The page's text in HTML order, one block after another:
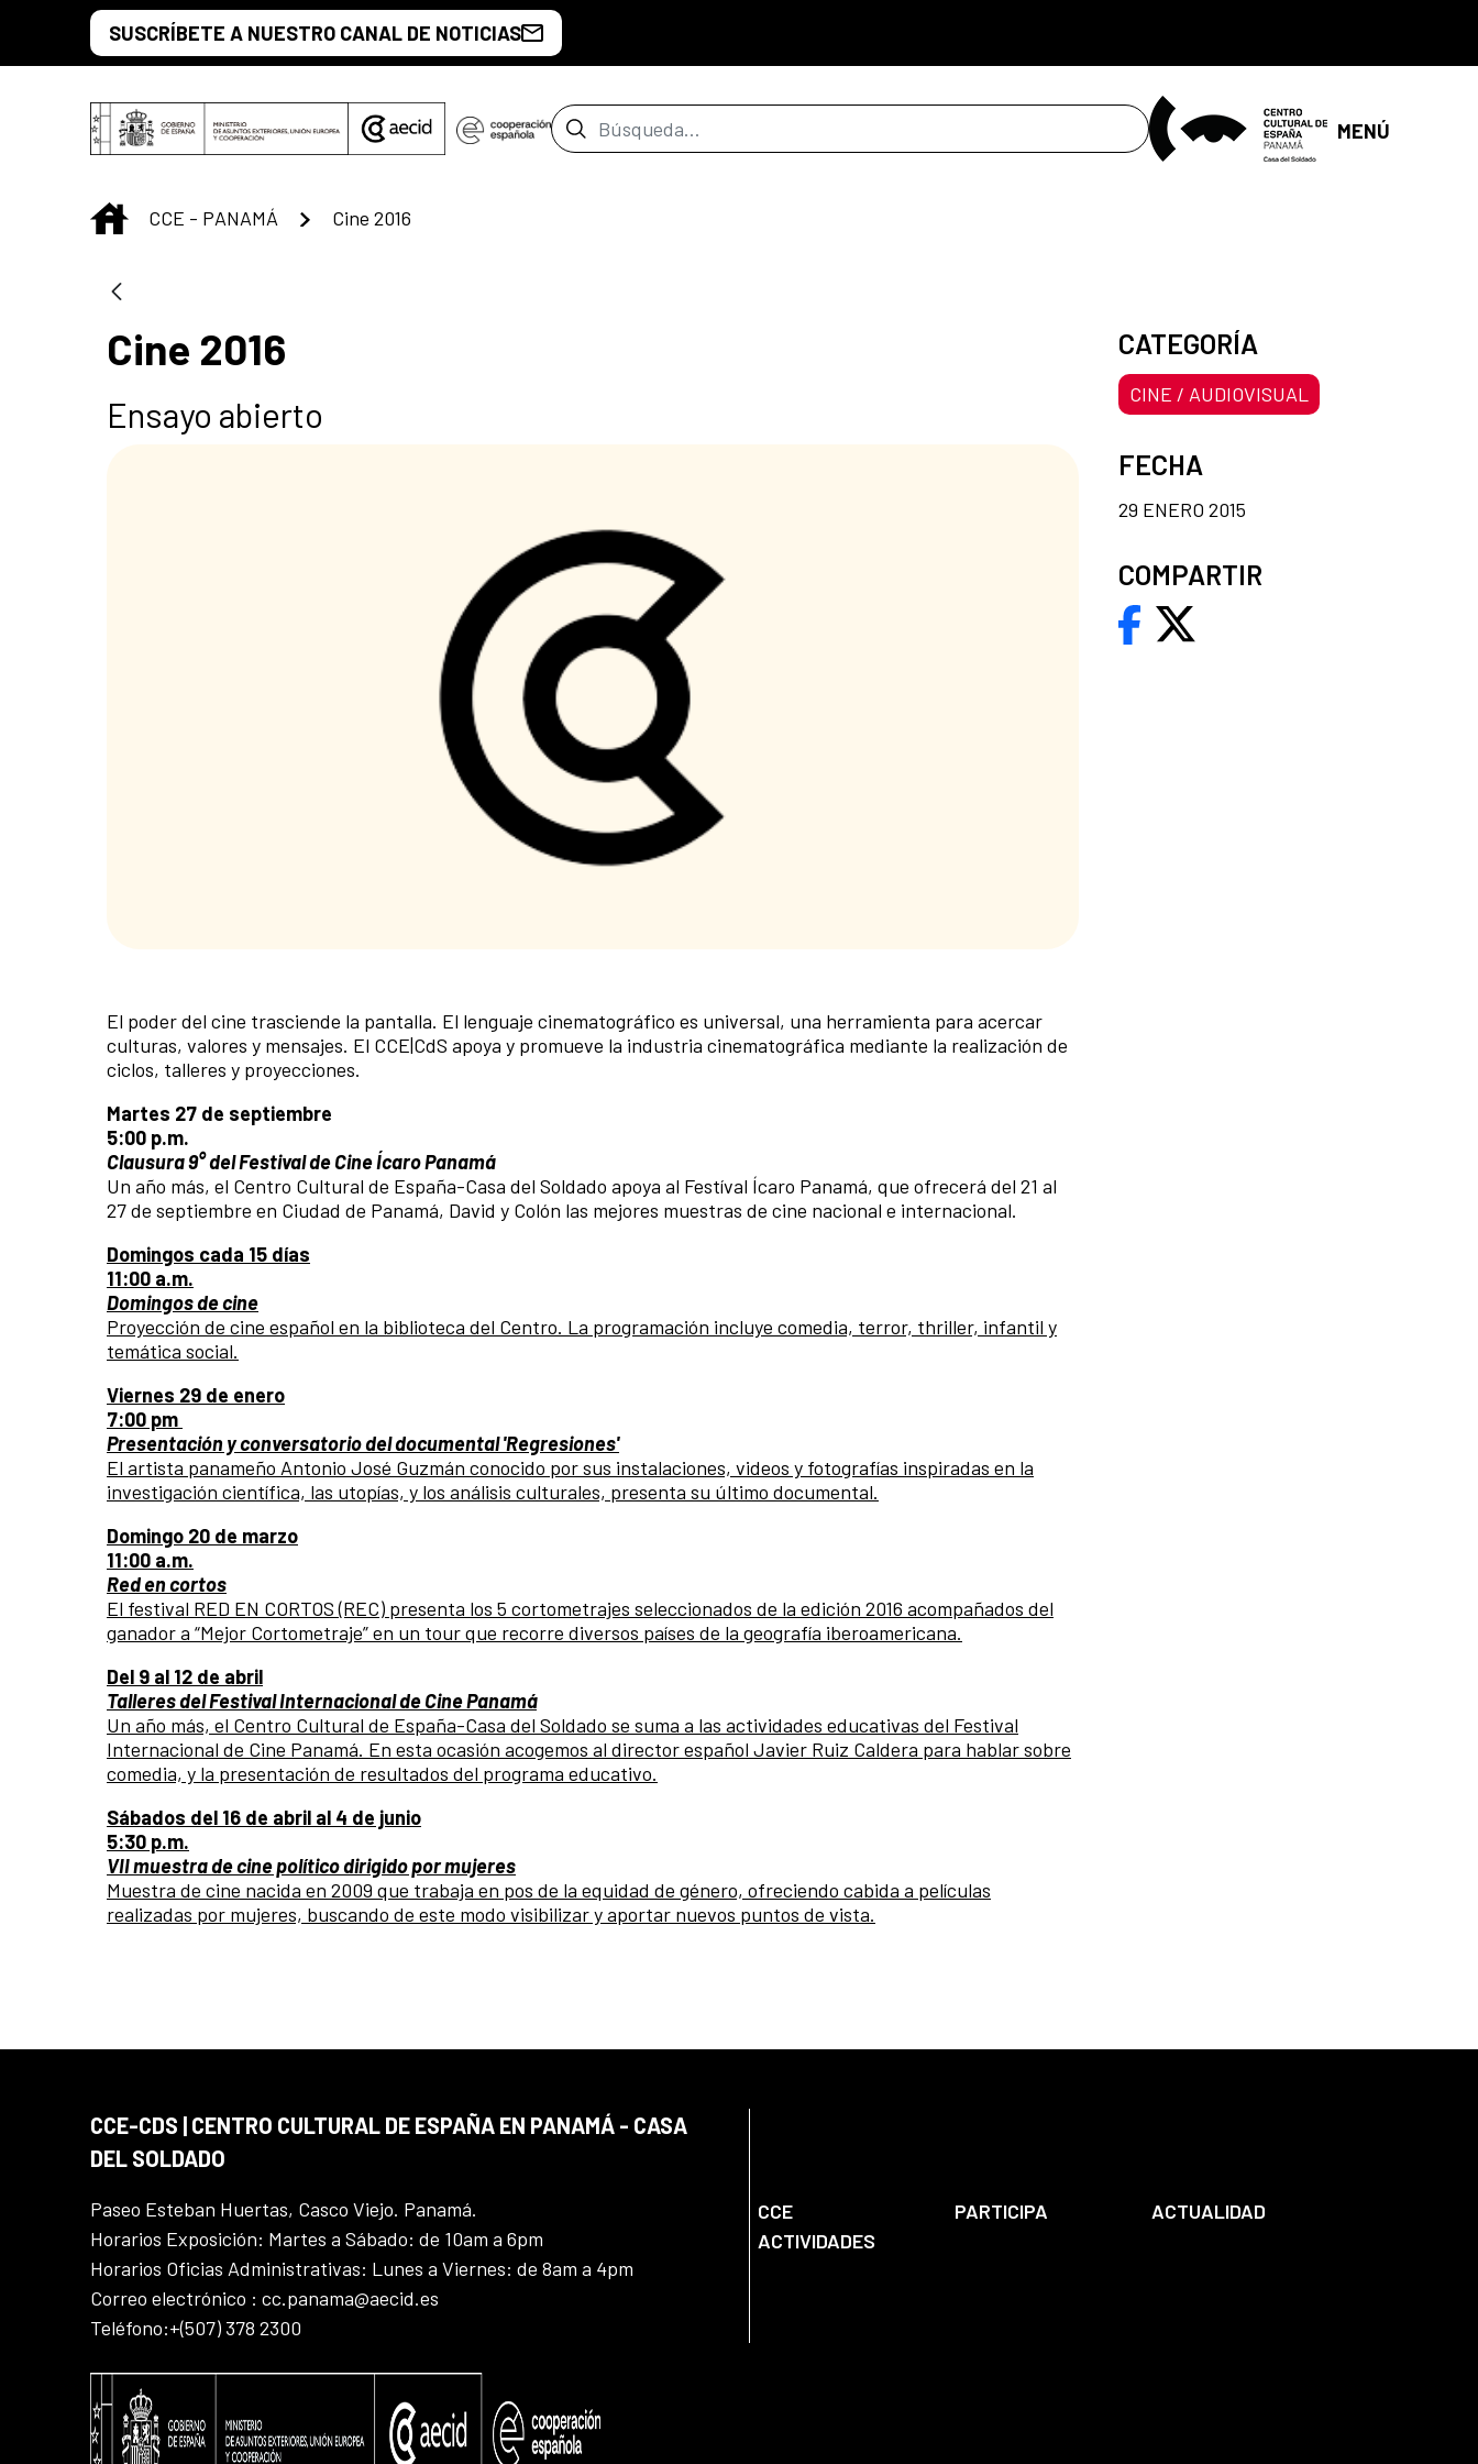
Saltar al contenido principal
SUSCRÍBETE A NUESTRO CANAL DE NOTICIAS
Barra de búsqueda MENÚ
INICIO
CCE - PANAMÁ Cine 2016
Cine 2016
Ensayo abierto
El poder del cine trasciende la pantalla. El lenguaje cinematográfico es universal, una herramienta para acercar
culturas, valores y mensajes. El CCE|CdS apoya y promueve la industria cinematográfica mediante la realización de
ciclos, talleres y proyecciones.
Martes 27 de septiembre
5:00 p.m.
Clausura 9° del Festival de Cine Ícaro Panamá
Un año más, el Centro Cultural de España-Casa del Soldado apoya al Festíval Ícaro Panamá, que ofrecerá del 21 al
27 de septiembre en Ciudad de Panamá, David y Colón las mejores muestras de cine nacional e internacional.
Domingos cada 15 días
11:00 a.m.
Domingos de cine
Proyección de cine español en la biblioteca del Centro. La programación incluye comedia, terror, thriller, infantil y
temática social.
Viernes 29 de enero
7:00 pm
Presentación y conversatorio del documental 'Regresiones'
El artista panameño Antonio José Guzmán conocido por sus instalaciones, videos y fotografías inspiradas en la
investigación científica, las utopías, y los análisis culturales, presenta su último documental.
Domingo 20 de marzo
11:00 a.m.
Red en cortos
El festival RED EN CORTOS (REC) presenta los 5 cortometrajes seleccionados de la edición 2016 acompañados del
ganador a “Mejor Cortometraje” en un tour que recorre diversos países de la geografía iberoamericana.
Del 9 al 12 de abril
Talleres del Festival Internacional de Cine Panamá
Un año más, el Centro Cultural de España-Casa del Soldado se suma a las actividades educativas del Festival
Internacional de Cine Panamá. En esta ocasión acogemos al director español Javier Ruiz Caldera para hablar sobre
comedia, y la presentación de resultados del programa educativo.
Sábados del 16 de abril al 4 de junio
5:30 p.m.
VII muestra de cine político dirigido por mujeres
Muestra de cine nacida en 2009 que trabaja en pos de la equidad de género, ofreciendo cabida a películas
realizadas por mujeres, buscando de este modo visibilizar y aportar nuevos puntos de vista.
CATEGORÍA
CINE / AUDIOVISUAL
FECHA
29 ENERO 2015
COMPARTIR
CCE-CDS | CENTRO CULTURAL DE ESPAÑA EN PANAMÁ - CASA
DEL SOLDADO
Paseo Esteban Huertas, Casco Viejo. Panamá.
Horarios Exposición: Martes a Sábado: de 10am a 6pm
Horarios Oficias Administrativas: Lunes a Viernes: de 8am a 4pm
Correo electrónico : cc.panama@aecid.es
Teléfono:+(507) 378 2300
CCE PARTICIPA
ACTUALIDAD
ACTIVIDADES